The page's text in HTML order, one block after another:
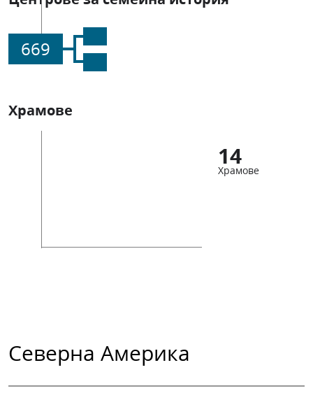
669
Храмове
14
Храмове
Северна Америка